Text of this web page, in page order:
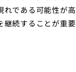
れである可能性が高
継続することが重要